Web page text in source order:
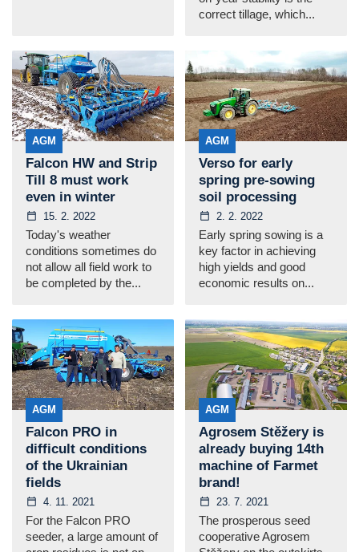
correct tillage, which...
AGM
Falcon HW and Strip
Till 8 must work
even in winter
15. 2. 2022
Today's weather
conditions sometimes do
not allow all field work to
be completed by the...
AGM
Verso for early
spring pre-sowing
soil processing
2. 2. 2022
Early spring sowing is a
key factor in achieving
high yields and good
economic results on...
AGM
Falcon PRO in
difficult conditions
of the Ukrainian
fields
4. 11. 2021
For the Falcon PRO
seeder, a large amount of
AGM
Agrosem Stěžery is
already buying 14th
machine of Farmet
brand!
23. 7. 2021
The prosperous seed
cooperative Agrosem